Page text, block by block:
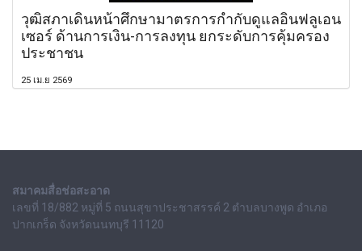
วุฒิสภาเดินหน้าศึกษามาตรการกำกับดูแลอินฟลูเอน
เซอร์ ด้านการเงิน-การลงทุน ยกระดับการคุ้มครอง
ประชาชน
25 เม.ย 2569
สมาคมสื่อช่อสะอาด
เลขที่ 18/882 หมู่ที่ 5 ถนนสุขาประชาสรรค์ 2 ตำบลบางพูด อำเภอ
ปากเกร็ด จังหวัดนนทบุรี 11120